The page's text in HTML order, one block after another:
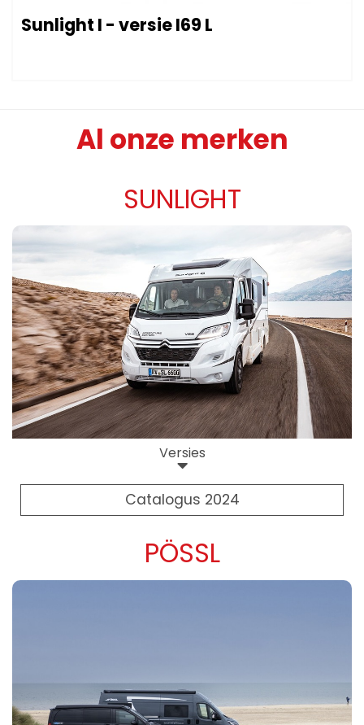
Sunlight I - versie I69 L
Al onze merken
SUNLIGHT
Versies
Catalogus 2024
PÖSSL